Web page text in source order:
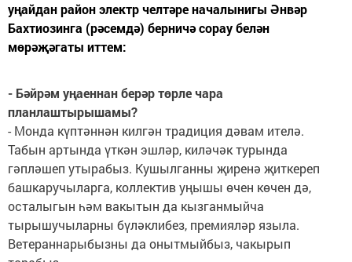
уңайдан район электр челтәре началынигы Әнвәр
Бахтиозинга (рәсемдә) берничә сорау белән
мөрәҗәгаты иттем:
- Бәйрәм уңаеннан берәр төрле чара
планлаштырышамы?
- Монда күптәннән килгән традиция дәвам ителә.
Табын артында үткән эшләр, киләчәк турында
гәпләшеп утырабыз. Кушылганны җиренә җиткереп
башкаручыларга, коллектив уңышы өчен көчен дә,
осталыгын һәм вакытын да кызганмыйча
тырышучыларны бүләклибез, премияләр языла.
Ветераннарыбызны да онытмыйбыз, чакырып